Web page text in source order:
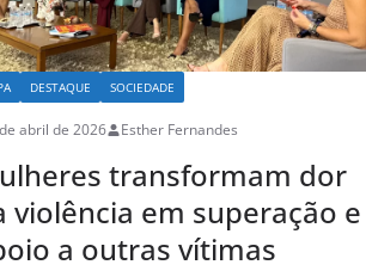
DESTAQUE SOCIEDADE
abril de 2026 Esther Fernandes
transformam dor
violência em superação e
a outras vítimas